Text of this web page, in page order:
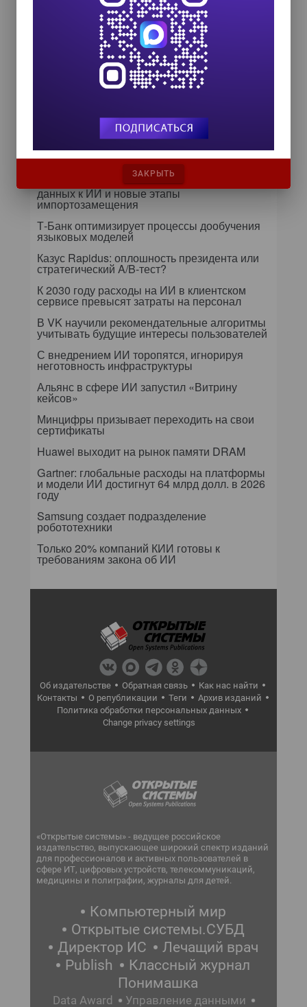
Zero Trust и Data Governance:
как управление данными
превращает дата-каталог в
ядро контура безопасности
Самое читаемое
24 сентября на форуме «Управление
данными — 2026» обсудят подготовку
данных к ИИ и новые этапы
импортозамещения
Т-Банк оптимизирует процессы дообучения
языковых моделей
Казус Rapidus: оплошность президента или
стратегический A/B-тест?
К 2030 году расходы на ИИ в клиентском
сервисе превысят затраты на персонал
В VK научили рекомендательные алгоритмы
учитывать будущие интересы пользователей
С внедрением ИИ торопятся, игнорируя
неготовность инфраструктуры
Альянс в сфере ИИ запустил «Витрину
кейсов»
Минцифры призывает переходить на свои
сертификаты
Huawei выходит на рынок памяти DRAM
Gartner: глобальные расходы на платформы
и модели ИИ достигнут 64 млрд долл. в 2026
году
Samsung создает подразделение
робототехники
Только 20% компаний КИИ готовы к
требованиям закона об ИИ
Об издательстве Обратная связь
Как нас найти
Контакты
О републикации Теги
Архив изданий
Политика обработки персональных данных
Change privacy settings
«Открытые системы» - ведущее российское
издательство, выпускающее широкий спектр изданий
для профессионалов и активных пользователей в
сфере ИТ, цифровых устройств, телекоммуникаций,
медицины и полиграфии, журналы для детей.
Компьютерный мир
Открытые системы.СУБД
Директор ИС
Лечащий врач
Publish
Классный журнал
Понимашка
Data Award Управление данными
ЗАКРЫТЬ